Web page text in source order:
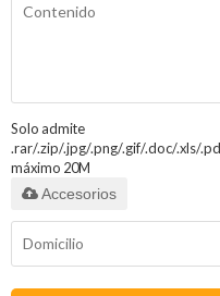
Solo admite
.rar/.zip/.jpg/.png/.gif/.doc/.xls/
máximo 20M
Accesorios